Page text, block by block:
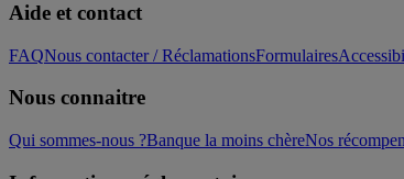
Aide et contact
FAQNous contacter / RéclamationsFormulaires
Nous connaitre
Qui sommes-nous ?Banque la moins chèreNos